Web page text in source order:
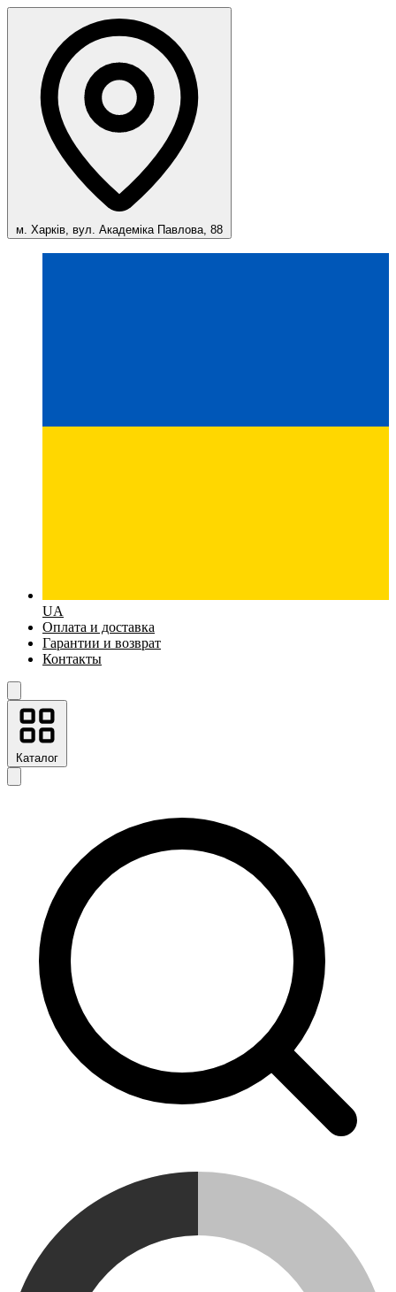
м. Харків, вул. Академіка Павлова, 88
UA
Оплата и доставка
Гарантии и возврат
Контакты
Каталог